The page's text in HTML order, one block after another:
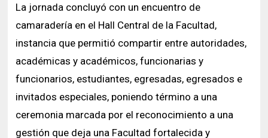
La jornada concluyó con un encuentro de
camaradería en el Hall Central de la Facultad,
instancia que permitió compartir entre autoridades,
académicas y académicos, funcionarias y
funcionarios, estudiantes, egresadas, egresados e
invitados especiales, poniendo término a una
ceremonia marcada por el reconocimiento a una
gestión que deja una Facultad fortalecida y